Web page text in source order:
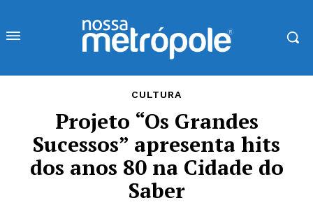
CULTURA
Projeto “Os Grandes
Sucessos” apresenta hits
dos anos 80 na Cidade do
Saber